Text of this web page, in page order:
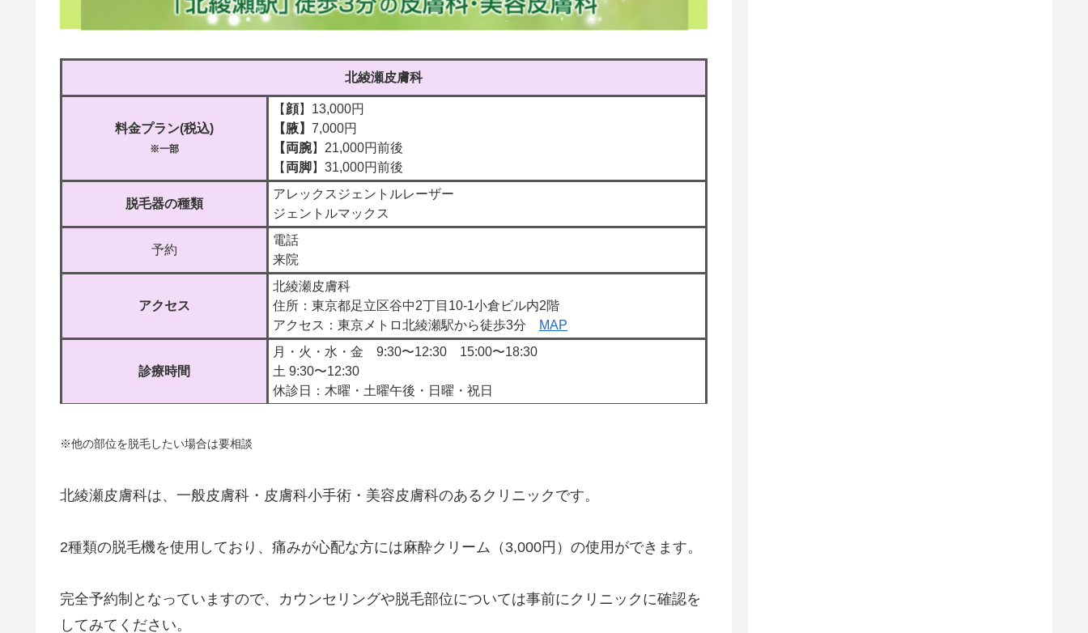
北綾瀬皮膚科
料金プラン(税込)
※一部
【 顔】13,000円
【腋】 7,000円
【両腕】21,000円前後
【 両脚】31,000円前後
脱毛器の種類
アレックスジェントルレーザー
ジェントルマックス
予約
電話
来院
アクセス
北綾瀬皮膚科
住所：東京都足立区谷中2丁目10-1小倉ビル内2階
アクセス：東京メトロ北綾瀬駅から徒歩3分
MAP
診療時間
月・火・水・金 9:30〜12:30 15:00〜18:30
土 9:30〜12:30
休診日：木曜・土曜午後・日曜・祝日
※他の部位を脱毛したい場合は要相談
北綾瀬皮膚科は、一般皮膚科・皮膚科小手術・美容皮膚科のあるクリニックです。
2種類の脱毛機を使用しており、痛みが心配な方には麻酔クリーム（3,000円）の使用ができます。
完全予約制となっていますので、カウンセリングや脱毛部位については事前にクリニックに確認を
してみてください。